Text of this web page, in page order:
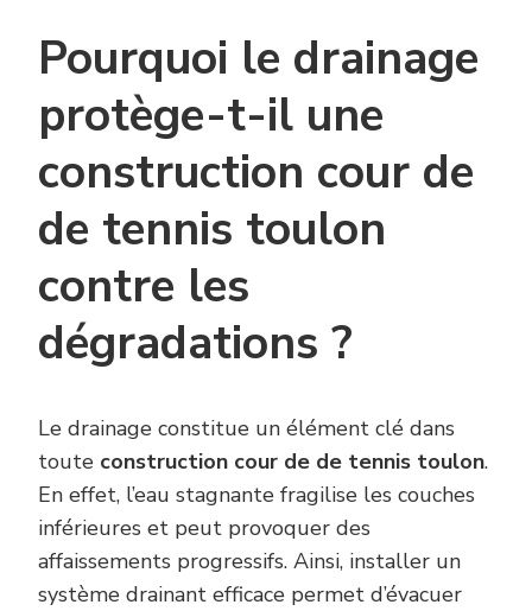
Pourquoi le drainage
protège-t-il une
construction cour de
de tennis toulon
contre les
dégradations ?
Le drainage constitue un élément clé dans
toute construction cour de de tennis toulon.
En effet, l’eau stagnante fragilise les couches
inférieures et peut provoquer des
affaissements progressifs. Ainsi, installer un
système drainant efficace permet d’évacuer